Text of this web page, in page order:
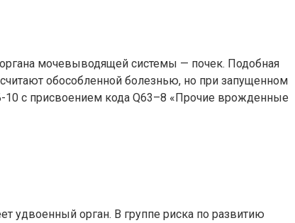
органа мочевыводящей системы — почек. Подобная
обособленной болезнью, но при запущенном
10 с присвоением кода Q63–8 «Прочие врожденные
удвоенный орган. В группе риска по развитию